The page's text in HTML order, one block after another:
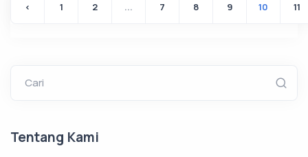
‹ 1 2 ... 7 8 9 10 11
Cari
Tentang Kami